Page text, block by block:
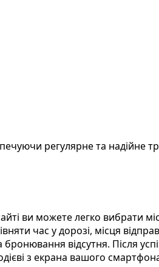
регулярне та надійне
ви можете легко вибрати
час у дорозі, місця
відсутня. Після
з екрана вашого